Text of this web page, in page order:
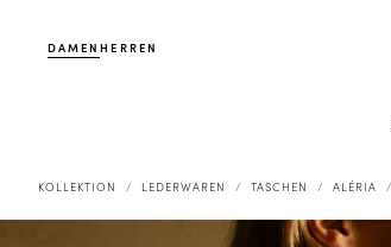
DAMENHERREN
KOLLEKTION LEDERWAREN TASCHEN ALÉRIA